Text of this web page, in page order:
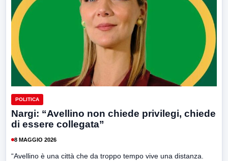
POLITICA
Nargi: “Avellino non chiede privilegi, chiede
di essere collegata”
8 MAGGIO 2026
“Avellino è una città che da troppo tempo vive una distanza.